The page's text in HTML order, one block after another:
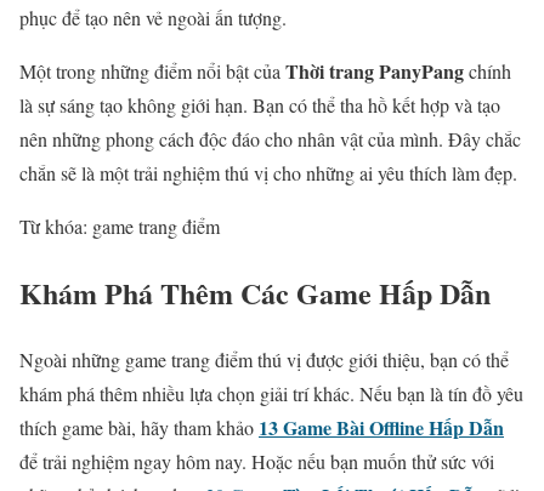
phục để tạo nên vẻ ngoài ấn tượng.
Một trong những điểm nổi bật của Thời trang PanyPangchính
là sự sáng tạo không giới hạn. Bạn có thể tha hồ kết hợp và tạo
nên những phong cách độc đáo cho nhân vật của mình. Đây chắc
chắn sẽ là một trải nghiệm thú vị cho những ai yêu thích làm đẹp.
Từ khóa: game trang điểm
Khám Phá Thêm Các Game Hấp Dẫn
Ngoài những game trang điểm thú vị được giới thiệu, bạn có thể
khám phá thêm nhiều lựa chọn giải trí khác. Nếu bạn là tín đồ yêu
thích game bài, hãy tham khảo 13 Game Bài Offline Hấp Dẫn
để trải nghiệm ngay hôm nay. Hoặc nếu bạn muốn thử sức với